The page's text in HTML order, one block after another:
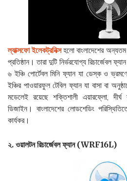
ল্যাক্সফো ইলেকট্রনিক্সহলো বাংলাদেশের অন্যতম
প্রতিষ্ঠান। তারা দুটি নির্ভরযোগ্য রিচার্জেবল
৬ ইঞ্চি পোর্টেবল মিনি ফ্যান যা ডেস্ক ও
ইঞ্চির পাওয়ারফুল টেবিল ফ্যান যা বাসা বা
মডেলেই রয়েছে শক্তিশালী এয়ারফ্লো, দীর্ঘ
ডিজাইন। বাংলাদেশের লোডশেডিং
কার্যকর।
২. ওয়ালটন রিচার্জেবল ফ্যান (WRF16L)